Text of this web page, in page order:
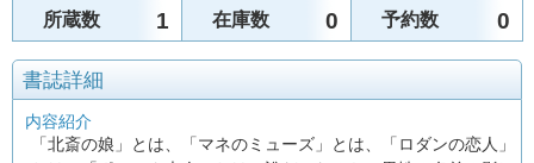
所蔵数 1 在庫数 0 予約数 0
書誌詳細
内容紹介
「北斎の娘」とは、「マネのミューズ」とは、「ロダンの恋人」